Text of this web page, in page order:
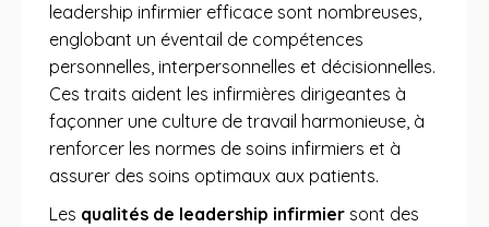
leadership infirmier efficace sont nombreuses,
englobant un éventail de compétences
personnelles, interpersonnelles et décisionnelles.
Ces traits aident les infirmières dirigeantes à
façonner une culture de travail harmonieuse, à
renforcer les normes de soins infirmiers et à
assurer des soins optimaux aux patients.
Les qualités de leadership infirmier sont des